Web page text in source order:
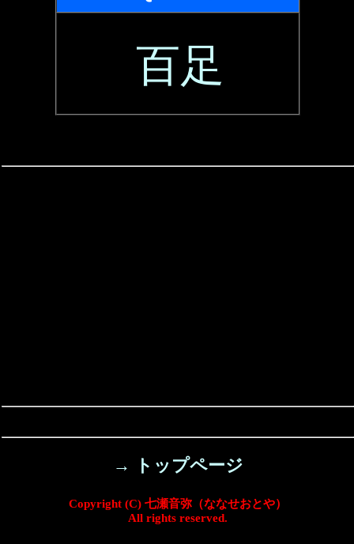
百足
→ トップページ
Copyright (C) 七瀬音弥（ななせおとや）
All rights reserved.